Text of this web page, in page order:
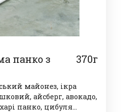
панко з
370г
майонез, ікра
айсберг, авокадо,
панко, цибуля